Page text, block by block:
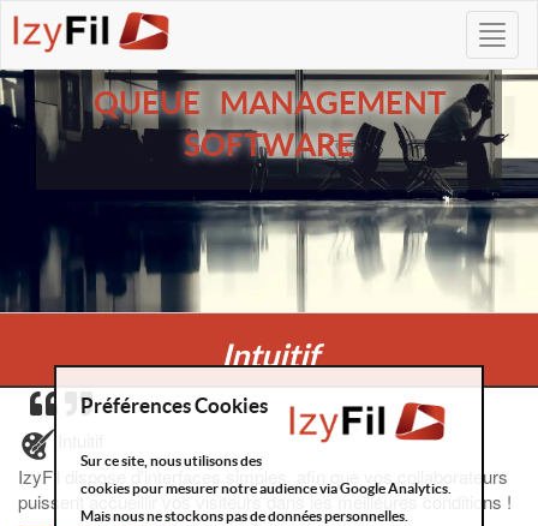
QUEUE MANAGEMENT
SOFTWARE
Intuitif
IzyFil dispose d'interfaces simples, afin que vos collaborateurs
puissent accueillir vos visiteurs dans les meilleures conditions !
Préférences Cookies
Sur ce site, nous utilisons des
cookies pour mesurer notre audience via Google Analytics.
Mais nous ne stockons pas de données personnelles.